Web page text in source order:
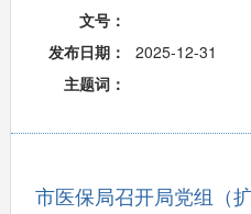
文号：
发布日期：
2025-12-31
主题词：
市医保局召开局党组（